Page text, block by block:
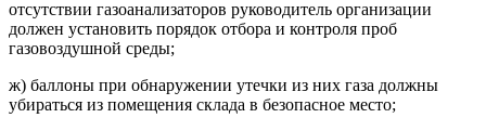
отсутствии газоанализаторов руководитель организации
должен установить порядок отбора и контроля проб
газовоздушной среды;
ж) баллоны при обнаружении утечки из них газа должны
убираться из помещения склада в безопасное место;